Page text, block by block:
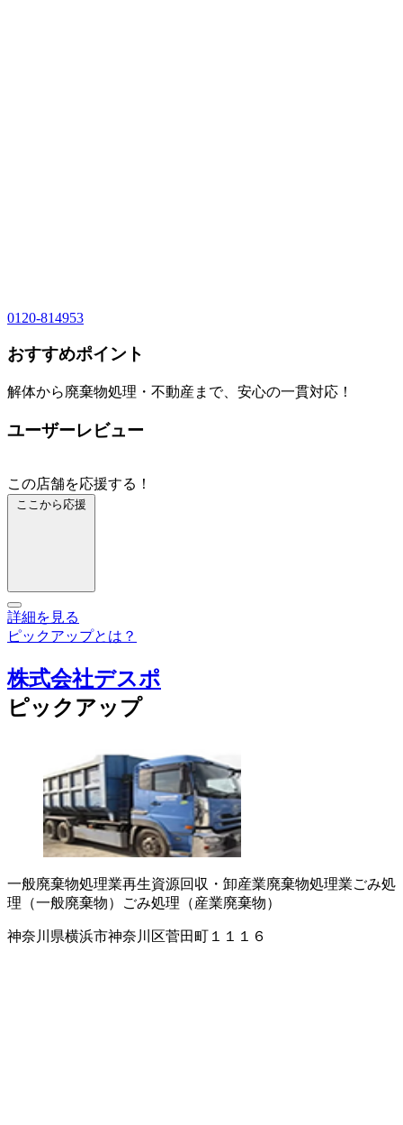
0120-814953
おすすめポイント
解体から廃棄物処理・不動産まで、安心の一貫対応！
ユーザーレビュー
この店舗を応援する！
ここから応援
詳細を見る
ピックアップとは？
株式会社デスポ
ピックアップ
一般廃棄物処理業再生資源回収・卸産業廃棄物処理業ごみ処
理（一般廃棄物）
ごみ処理（産業廃棄物）
神奈川県横浜市神奈川区菅田町１１１６